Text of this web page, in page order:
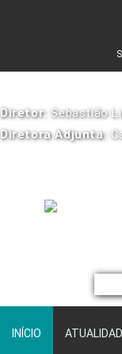
Diretor: Sebastião
Diretora Adjunta:
INÍCIO